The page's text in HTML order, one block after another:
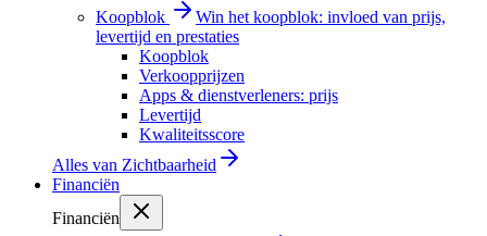
Koopblok
Win het koopblok: invloed van prijs,
levertijd en prestaties
Koopblok
Verkoopprijzen
Apps & dienstverleners: prijs
Levertijd
Kwaliteitsscore
Alles van Zichtbaarheid
Financiën
Financiën